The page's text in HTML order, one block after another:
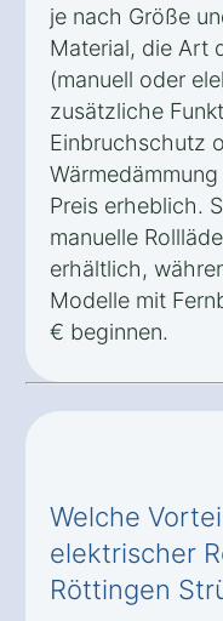
je nach Größe
Material, die Art
(manuell oder
zusätzliche
Einbruchschutz
Preis erheblich.
manuelle
erhältlich,
Modelle mit
€ beginnen.
Welche
elektrischer
Röttingen